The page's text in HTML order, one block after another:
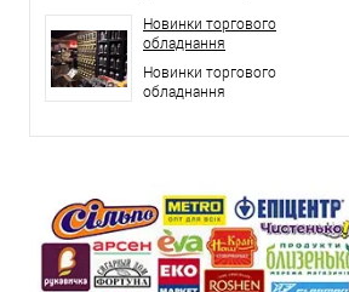
Новинки торгового
обладнання
Новинки торгового
обладнання